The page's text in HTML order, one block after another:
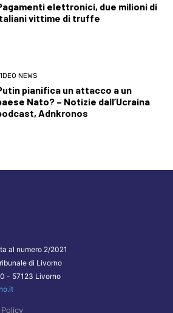
elettronici, due milioni di
vittime di truffe
NEWS
pianifica un attacco a un
Nato? – Notizie dall’Ucraina
Adnkronos
al numero 2/2021
di Livorno
- 57123 Livorno